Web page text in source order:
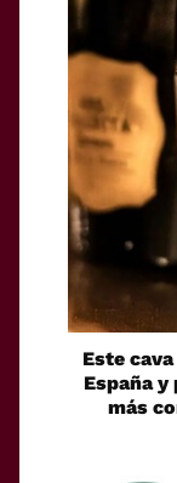
Este
España y
más